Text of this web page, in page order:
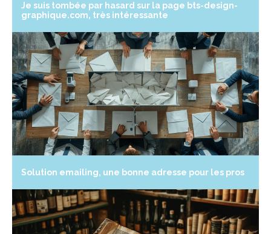
Je suis tombée par hasard sur la page bts-design-
graphique.com, très intéressante
Solution emailing, une bonne adresse pour les pros